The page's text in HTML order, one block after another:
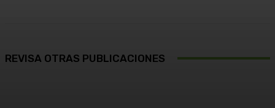
REVISA OTRAS PUBLICACIONES